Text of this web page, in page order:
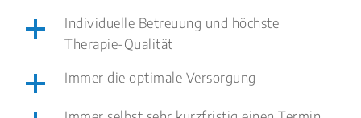
Individuelle Betreuung und höchste
Therapie-Qualität
Immer die optimale Versorgung